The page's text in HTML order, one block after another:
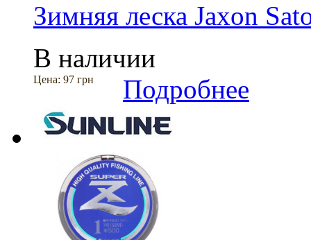
Зимняя леска Jaxon
В наличии
Цена: 97 грн Подробнее